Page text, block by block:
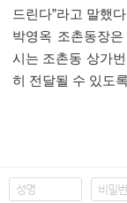
드린다”라고 말했다
박영옥 조촌동장
시는 조촌동 상가
히 전달될 수 있도